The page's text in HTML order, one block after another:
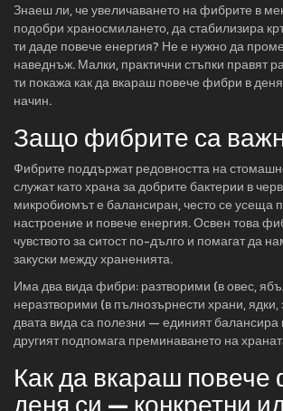
Знаеш ли, че увеличаването на фибрите в
подобри храносмилането, да стабилизира
ти даде повече енергия? Не е нужно да
наведнъж. Малки, практични стъпки правят
ти покажа как да вкараш повече фибри в
начин.
Защо фибрите са
Фибрите поддържат редовността на
служат като храна за добрите бактерии в
микробиомът е балансиран, често се усеща
настроение и повече енергия. Освен това
чувството за ситост по-дълго и помагат да
закуски между храненията.
Има два вида фибри: разтворими (в овес,
неразтворими (в пълнозърнести храни, ядки,
двата вида са полезни — единият балансира
другият подпомага преминаването на
Как да вкараш